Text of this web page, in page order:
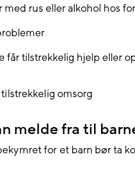
med rus eller alkohol hos
får tilstrekkelig hjelp eller
omsorg
melde fra til
for et barn bør ta